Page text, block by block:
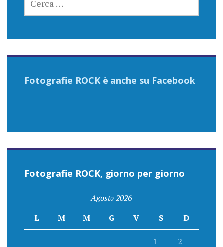
PER:
Fotografie ROCK è anche su Facebook
Fotografie ROCK, giorno per giorno
Agosto 2026
L
M M G V S D
1 2